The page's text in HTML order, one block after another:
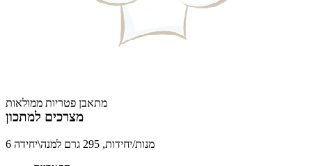
מתאבן פטריות ממולאות
מצרכים למתכון
6 מנות/יחידות, 295 גרם למנה\יחידה